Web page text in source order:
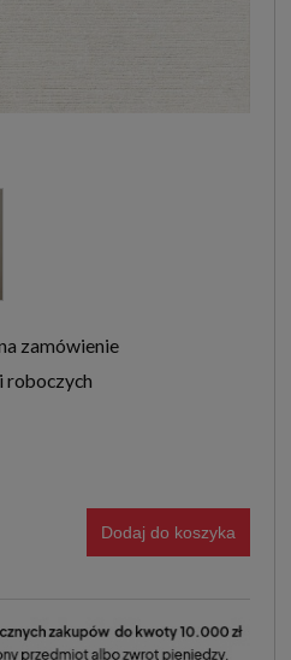
zamówienie
roboczych
Dodaj do koszyka